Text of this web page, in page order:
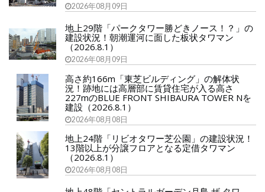
2026年08月09日
地上29階「パークタワー勝どきノース！？」の
建設状況！朝潮運河に面した板状タワマン
（2026.8.1）
2026年08月09日
高さ約166m「東芝ビルディング」の解体状
況！跡地には高層部に賃貸住宅が入る高さ
227mのBLUE FRONT SHIBAURA TOWER Nを
建設（2026.8.1）
2026年08月08日
地上24階「リビオタワー芝公園」の建設状況！
13階以上が分譲フロアとなる定借タワマン
（2026.8.1）
2026年08月08日